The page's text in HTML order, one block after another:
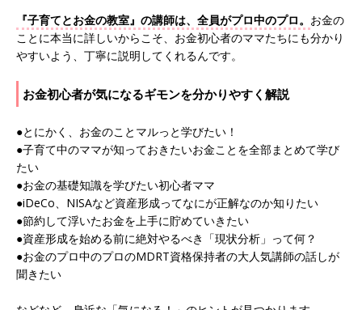
『子育てとお金の教室』の講師は、全員がプロ中のプロ。 お金の
ことに本当に詳しいからこそ、お金初心者のママたちにも分かり
やすいよう、丁寧に説明してくれるんです。
お金初心者が気になるギモンを分かりやすく解説
●とにかく、お金のことマルっと学びたい！
●子育て中のママが知っておきたいお金ことを全部まとめて学び
たい
●お金の基礎知識を学びたい初心者ママ
●iDeCo、NISAなど資産形成ってなにが正解なのか知りたい
●節約して浮いたお金を上手に貯めていきたい
●資産形成を始める前に絶対やるべき「現状分析」って何？
●お金のプロ中のプロのMDRT資格保持者の大人気講師の話しが
聞きたい